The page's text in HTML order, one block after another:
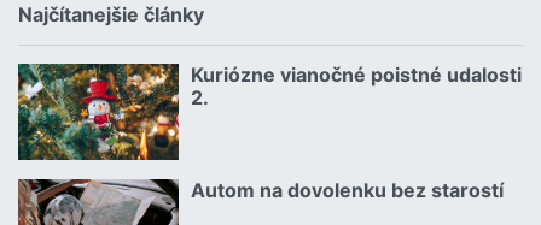
Najčítanejšie články
Kuriózne vianočné poistné udalosti
2.
18.12.2024 | | redakcia
Autom na dovolenku bez starostí
02.07.2026 |